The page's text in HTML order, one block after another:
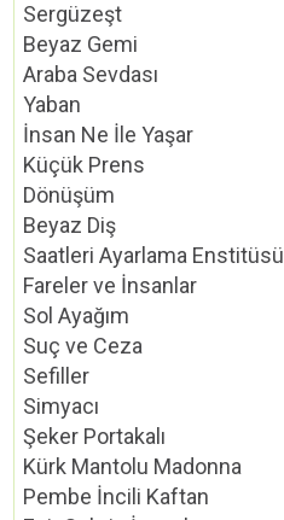
Sergüzeşt
Beyaz Gemi
Araba Sevdası
Yaban
İnsan Ne İle Yaşar
Küçük Prens
Dönüşüm
Beyaz Diş
Saatleri Ayarlama Enstitüsü
Fareler ve İnsanlar
Sol Ayağım
Suç ve Ceza
Sefiller
Simyacı
Şeker Portakalı
Kürk Mantolu Madonna
Pembe İncili Kaftan